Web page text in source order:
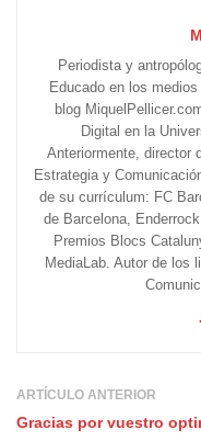
Periodista y
Educado en los
blog
Digital en la
Anteriormente, director
Estrategia y
de su currículum: FC
de Barcelona,
Premios Blocs
MediaLab. Autor de los
ARTÍCULO ANTERIOR
Gracias por vuestro